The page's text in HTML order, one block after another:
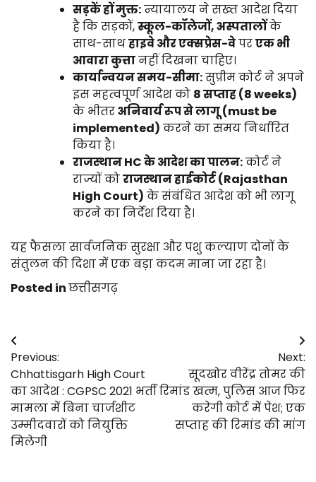
सड़कें हों मुक्त:न्यायालय ने सख्त आदेश दिया
है कि सड़कों,स्कूल-कॉलेजों, अस्पतालोंके
साथ-साथहाइवे और एक्सप्रेस-वेपरएक भी
आवारा कुत्तानहीं दिखना चाहिए।
कार्यान्वयन समय-सीमा:सुप्रीम कोर्ट ने अपने
इस महत्वपूर्ण आदेश को 8 सप्ताह (8 weeks)
के भीतरअनिवार्य रूप से लागू (must be
implemented) करने का समय निर्धारित
किया है।
राजस्थान HC के आदेश का पालन:कोर्ट ने
राज्यों कोराजस्थान हाईकोर्ट (Rajasthan
High Court) के संबंधित आदेश को भी लागू
करने का निर्देश दिया है।
यह फैसला सार्वजनिक सुरक्षा और पशु कल्याण दोनों के
संतुलन की दिशा में एक बड़ा कदम माना जा रहा है।
Posted inछत्तीसगढ़
Post
navigation
Previous:
Chhattisgarh High Court
का आदेश : CGPSC 2021 भर्ती
मामला में बिना चार्जशीट
उम्मीदवारों को नियुक्ति
मिलेगी
Next:
सूदखोर वीरेंद्र तोमर की
रिमांड खत्म, पुलिस आज फिर
करेगी कोर्ट में पेश; एक
सप्ताह की रिमांड की मांग